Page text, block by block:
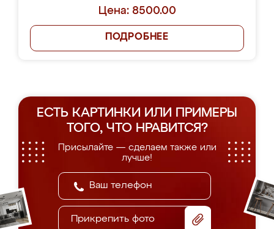
Цена: 8500.00
ПОДРОБНЕЕ
ЕСТЬ КАРТИНКИ ИЛИ ПРИМЕРЫ
ТОГО, ЧТО НРАВИТСЯ?
Присылайте — сделаем также или
лучше!
Прикрепить фото